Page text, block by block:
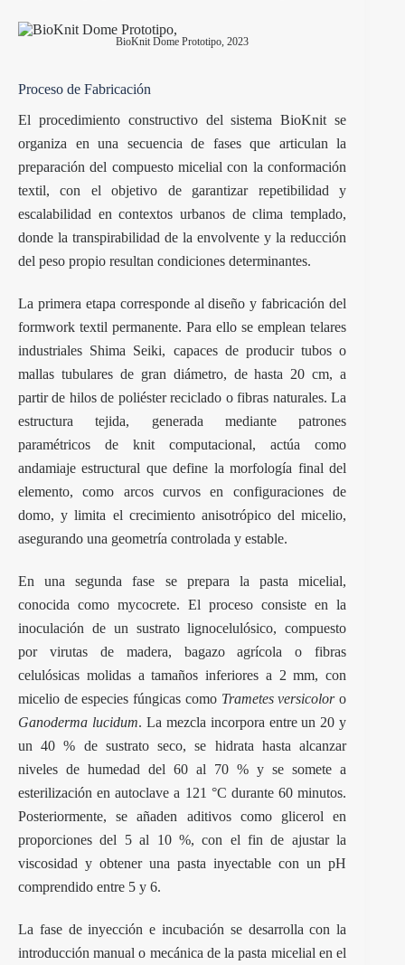
BioKnit Dome Prototipo, 2023
Proceso de Fabricación
El procedimiento constructivo del sistema BioKnit se
organiza en una secuencia de fases que articulan la
preparación del compuesto micelial con la conformación
textil, con el objetivo de garantizar repetibilidad y
escalabilidad en contextos urbanos de clima templado,
donde la transpirabilidad de la envolvente y la reducción
del peso propio resultan condiciones determinantes.
La primera etapa corresponde al diseño y fabricación del
formwork textil permanente. Para ello se emplean telares
industriales Shima Seiki, capaces de producir tubos o
mallas tubulares de gran diámetro, de hasta 20 cm, a
partir de hilos de poliéster reciclado o fibras naturales. La
estructura tejida, generada mediante patrones
paramétricos de knit computacional, actúa como
andamiaje estructural que define la morfología final del
elemento, como arcos curvos en configuraciones de
domo, y limita el crecimiento anisotrópico del micelio,
asegurando una geometría controlada y estable.
En una segunda fase se prepara la pasta micelial,
conocida como mycocrete. El proceso consiste en la
inoculación de un sustrato lignocelulósico, compuesto
por virutas de madera, bagazo agrícola o fibras
celulósicas molidas a tamaños inferiores a 2 mm, con
micelio de especies fúngicas como Trametes versicoloro
Ganoderma lucidum. La mezcla incorpora entre un 20 y
un 40 % de sustrato seco, se hidrata hasta alcanzar
niveles de humedad del 60 al 70 % y se somete a
esterilización en autoclave a 121 °C durante 60 minutos.
Posteriormente, se añaden aditivos como glicerol en
proporciones del 5 al 10 %, con el fin de ajustar la
viscosidad y obtener una pasta inyectable con un pH
comprendido entre 5 y 6.
La fase de inyección e incubación se desarrolla con la
introducción manual o mecánica de la pasta micelial en el